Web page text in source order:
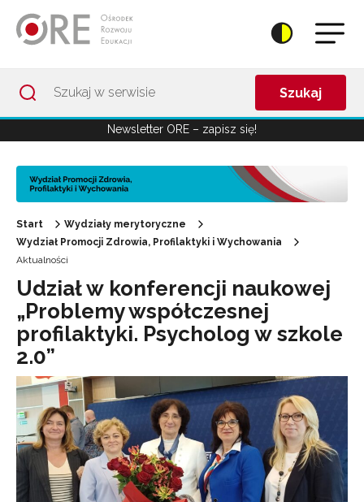
Szukaj
Newsletter ORE – zapisz się!
Start
Wydziały merytoryczne
Wydział Promocji Zdrowia, Profilaktyki i Wychowania
Aktualności
Udział w konferencji naukowej
„Problemy współczesnej
profilaktyki. Psycholog w szkole
2.0”